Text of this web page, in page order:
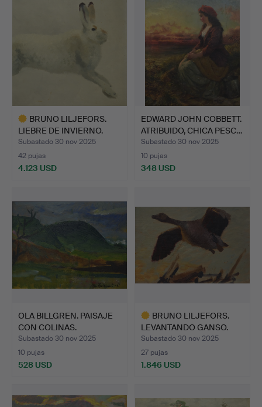
BRUNO LILJEFORS.
LIEBRE DE INVIERNO.
Subastado 30 nov 2025
42 pujas
4.123 USD
EDWARD JOHN COBBETT.
ATRIBUIDO, CHICA PESC…
Subastado 30 nov 2025
10 pujas
348 USD
OLA BILLGREN. PAISAJE
CON COLINAS.
Subastado 30 nov 2025
10 pujas
528 USD
BRUNO LILJEFORS.
LEVANTANDO GANSO.
Subastado 30 nov 2025
27 pujas
1.846 USD